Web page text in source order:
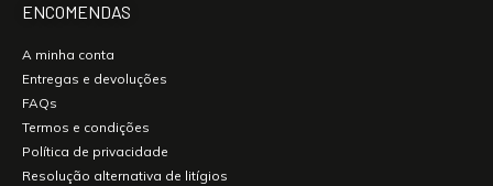
ENCOMENDAS
A minha conta
Entregas e devoluções
FAQs
Termos e condições
Política de privacidade
Resolução alternativa de litígios